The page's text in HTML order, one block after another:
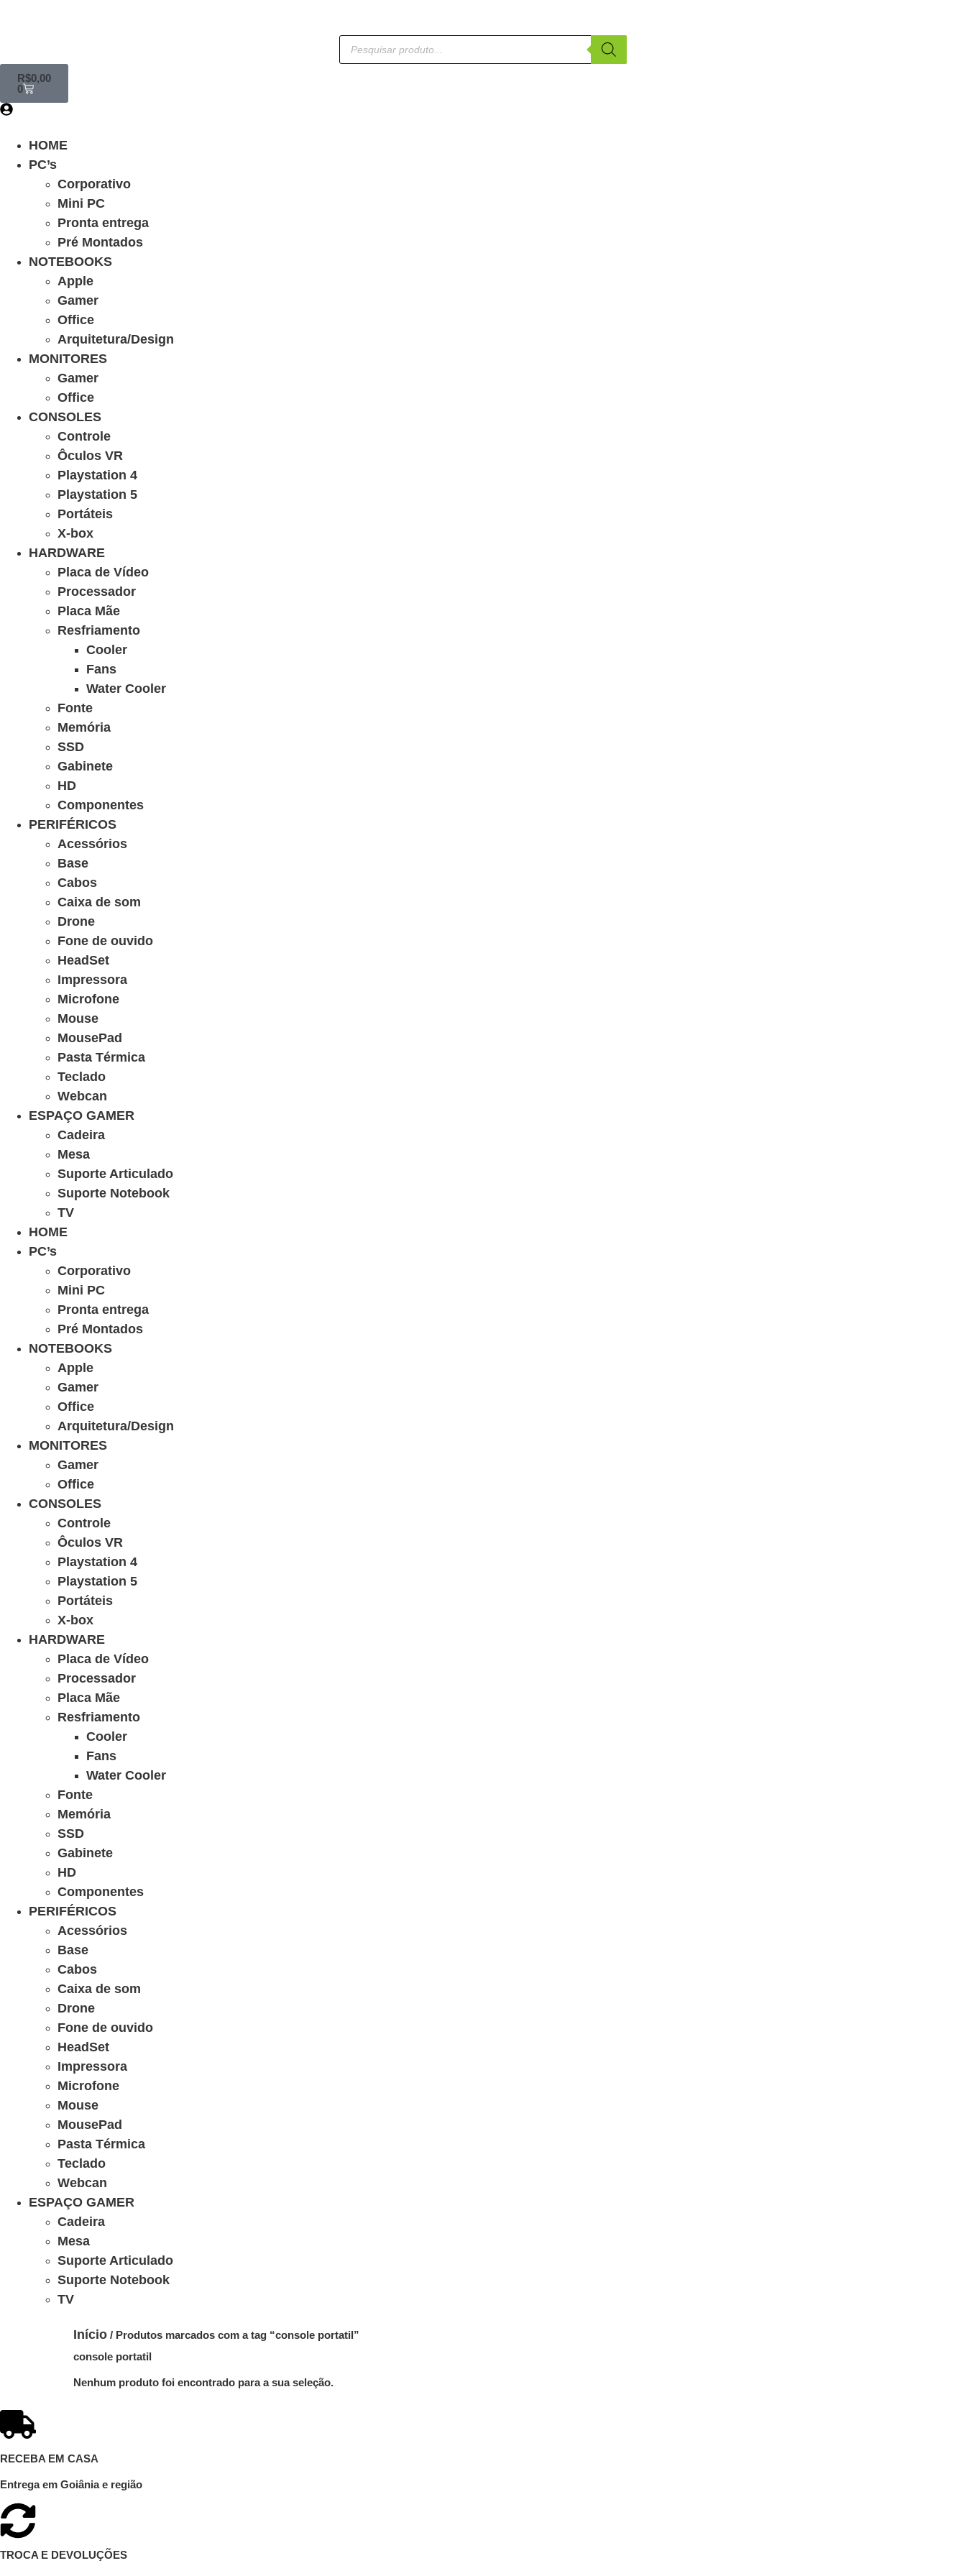
R$0,00
0
HOME
PC’s
Corporativo
Mini PC
Pronta entrega
Pré Montados
NOTEBOOKS
Apple
Gamer
Office
Arquitetura/Design
MONITORES
Gamer
Office
CONSOLES
Controle
Ôculos VR
Playstation 4
Playstation 5
Portáteis
X-box
HARDWARE
Placa de Vídeo
Processador
Placa Mãe
Resfriamento
Cooler
Fans
Water Cooler
Fonte
Memória
SSD
Gabinete
HD
Componentes
PERIFÉRICOS
Acessórios
Base
Cabos
Caixa de som
Drone
Fone de ouvido
HeadSet
Impressora
Microfone
Mouse
MousePad
Pasta Térmica
Teclado
Webcan
ESPAÇO GAMER
Cadeira
Mesa
Suporte Articulado
Suporte Notebook
TV
HOME
PC’s
Corporativo
Mini PC
Pronta entrega
Pré Montados
NOTEBOOKS
Apple
Gamer
Office
Arquitetura/Design
MONITORES
Gamer
Office
CONSOLES
Controle
Ôculos VR
Playstation 4
Playstation 5
Portáteis
X-box
HARDWARE
Placa de Vídeo
Processador
Placa Mãe
Resfriamento
Cooler
Fans
Water Cooler
Fonte
Memória
SSD
Gabinete
HD
Componentes
PERIFÉRICOS
Acessórios
Base
Cabos
Caixa de som
Drone
Fone de ouvido
HeadSet
Impressora
Microfone
Mouse
MousePad
Pasta Térmica
Teclado
Webcan
ESPAÇO GAMER
Cadeira
Mesa
Suporte Articulado
Suporte Notebook
TV
Início / Produtos marcados com a tag “console portatil”
console portatil
Nenhum produto foi encontrado para a sua seleção.
RECEBA EM CASA
Entrega em Goiânia e região
TROCA E DEVOLUÇÕES